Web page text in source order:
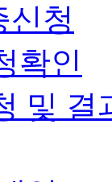
신청
확인
및 결